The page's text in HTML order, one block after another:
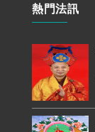
熱門法訊